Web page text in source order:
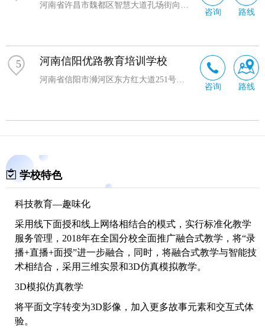
河南省许昌市魏都区智慧大道孔场街向东20米新田360广场3号楼701室
咨询 路线
5 河南信阳优路教育培训学校
河南省信阳市浉河区东方红大道251号亚兴大厦1802室
咨询 路线
学校特色
科技教育—趣味化
采用线下面授和线上网络相结合的模式，实行标准化教学
服务管理，2018年在全国分校全面推广融合式教学，将“录
播+直播+面授”进一步融合，同时，将融合式教学与智能技
术相结合，采用三维实景和3D仿真模拟教学。
3D模拟仿真教学
将平面文字转变为3D影像，加入更多故事元素和交互式体
验。